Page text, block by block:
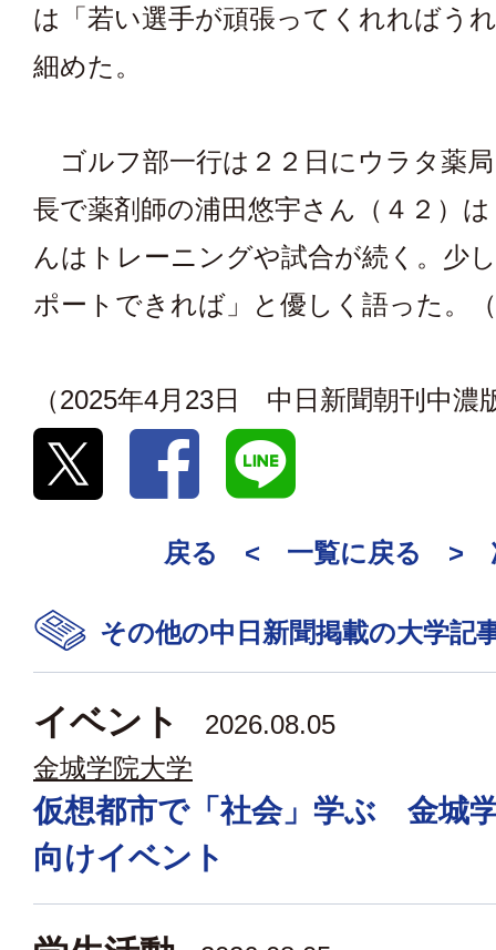
は「若い選手が頑張ってくれればう
細めた。
ゴルフ部一行は２２日にウラタ薬
長で薬剤師の浦田悠宇さん（４２）
んはトレーニングや試合が続く。少
ポートできれば」と優しく語った。
（2025年4月23日 中日新聞朝刊中濃
戻る < 一覧に戻る >
その他の中日新聞掲載の大学記
イベント
2026.08.05
金城学院大学
仮想都市で「社会」学ぶ 金城
向けイベント